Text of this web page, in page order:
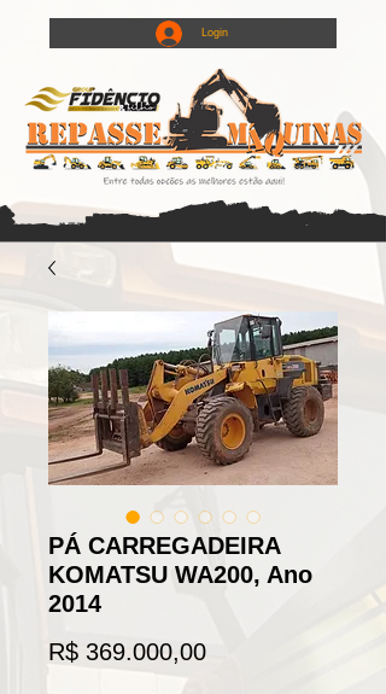
Login
PÁ CARREGADEIRA
KOMATSU WA200, Ano
2014
R$ 369.000,00Preço